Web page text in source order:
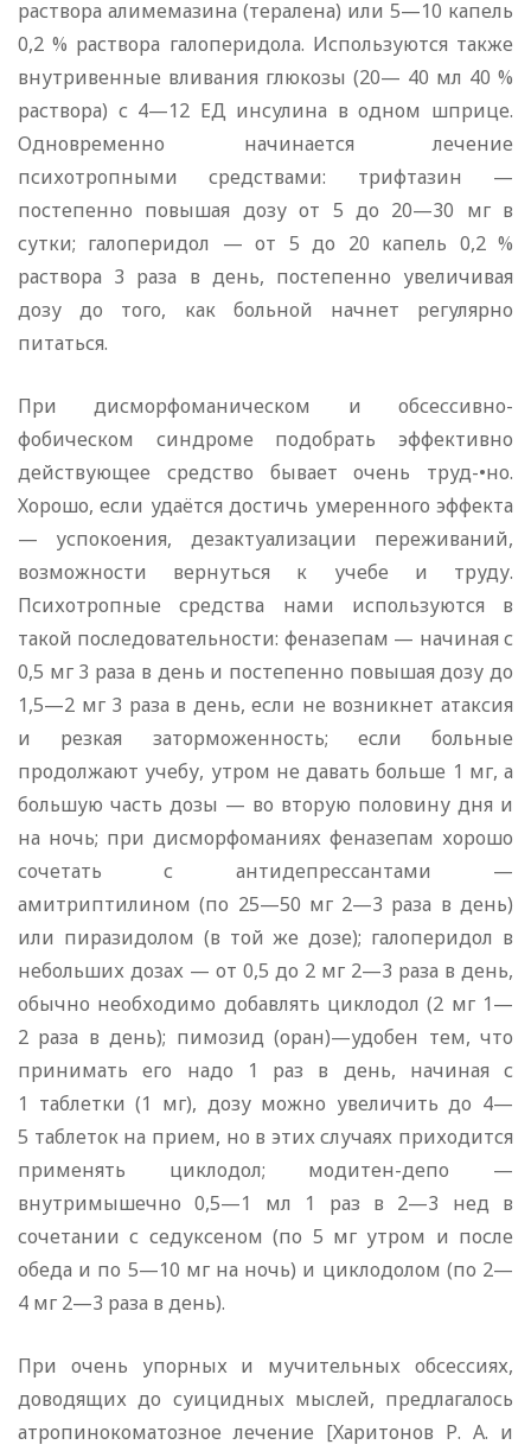
раствора алимемазина (тералена) или 5—10 капель
0,2 % раствора галоперидола. Используются также
внутривенные вливания глюкозы (20— 40 мл 40 %
раствора) с 4—12 ЕД инсулина в одном шприце.
Одновременно начинается лечение
психотропными средствами: трифтазин —
постепенно повышая дозу от 5 до 20—30 мг в
сутки; галоперидол — от 5 до 20 капель 0,2 %
раствора 3 раза в день, постепенно увеличивая
дозу до того, как больной начнет регулярно
питаться.
При дисморфоманическом и обсессивно-
фобическом синдроме подобрать эффективно
действующее средство бывает очень труд-•но.
Хорошо, если удаётся достичь умеренного эффекта
— успокоения, дезактуализации переживаний,
возможности вернуться к учебе и труду.
Психотропные средства нами используются в
такой последовательности: феназепам — начиная с
0,5 мг 3 раза в день и постепенно повышая дозу до
1,5—2 мг 3 раза в день, если не возникнет атаксия
и резкая заторможенность; если больные
продолжают учебу, утром не давать больше 1 мг, а
большую часть дозы — во вторую половину дня и
на ночь; при дисморфоманиях феназепам хорошо
сочетать с антидепрессантами —
амитриптилином (по 25—50 мг 2—3 раза в день)
или пиразидолом (в той же дозе); галоперидол в
небольших дозах — от 0,5 до 2 мг 2—3 раза в день,
обычно необходимо добавлять циклодол (2 мг 1—
2 раза в день); пимозид (оран)—удобен тем, что
принимать его надо 1 раз в день, начиная с
1 таблетки (1 мг), дозу можно увеличить до 4—
5 таблеток на прием, но в этих случаях приходится
применять циклодол; модитен-депо —
внутримышечно 0,5—1 мл 1 раз в 2—3 нед в
сочетании с седуксеном (по 5 мг утром и после
обеда и по 5—10 мг на ночь) и циклодолом (по 2—
4 мг 2—3 раза в день).
При очень упорных и мучительных обсессиях,
доводящих до суицидных мыслей, предлагалось
атропинокоматозное лечение [Харитонов Р. А. и